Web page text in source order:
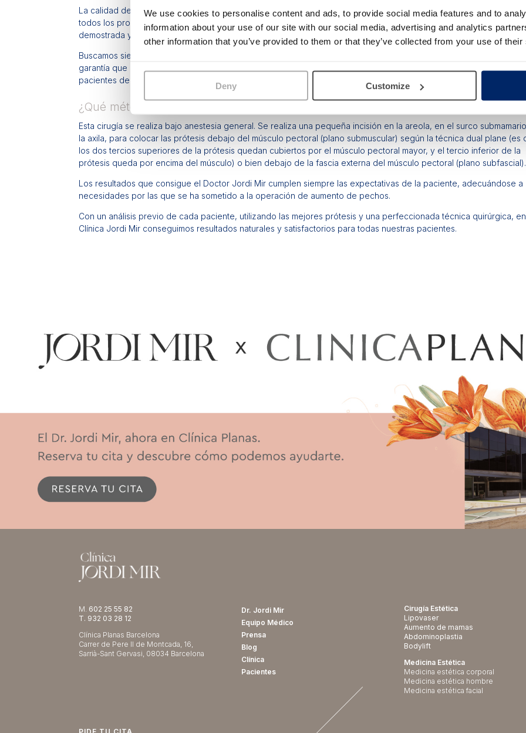
We use cookies to personalise content and ads, to provide social media features and to
information about your use of our site with our social media, advertising and analytics
other information that you’ve provided to them or that they’ve collected from your use of
Deny Customize
La calidad de las prótesis que utiliza el doctor en la cirugía de aumento mamario es alta. Somos conscientes de
todos los productos utilizados en cirugía plástica son iguales y en Clínica Jordi Mir apostamos por la calidad y la
demostrada ya que siempre será ésta la mejor opción para nuestros pacientes.
Buscamos siempre los mejores fabricantes de prótesis del sector fijándonos en su reputación, su experiencia y en
garantía que ofrecen sus productos. La confianza que depositamos en nuestros proveedores es la misma que
pacientes depositan en nosotros a la hora de realizarse la cirugía de aumento de pechos (en Barcelona).
¿Qué método utiliza el doctor Jordi Mir para la colocación de las prótesis
Esta cirugía se realiza bajo anestesia general. Se realiza una pequeña incisión en la areola, en el surco
la axila, para colocar las prótesis debajo del músculo pectoral (plano submuscular) según la técnica dual plane (es
los dos tercios superiores de la prótesis quedan cubiertos por el músculo pectoral mayor, y el tercio inferior de la
prótesis queda por encima del músculo) o bien debajo de la fascia externa del músculo pectoral (plano subfascial).
Los resultados que consigue el Doctor Jordi Mir cumplen siempre las expectativas de la paciente, adecuándose a
necesidades por las que se ha sometido a la operación de aumento de pechos.
Con un análisis previo de cada paciente, utilizando las mejores prótesis y una perfeccionada técnica quirúrgica,
Clínica Jordi Mir conseguimos resultados naturales y satisfactorios para todas nuestras pacientes.
M. 602 25 55 82
T. 932 03 28 12
Clínica Planas Barcelona
Carrer de Pere II de Montcada, 16,
Sarrià-Sant Gervasi, 08034 Barcelona
Dr. Jordi Mir
Equipo Médico
Prensa
Blog
Clínica
Pacientes
Cirugía Estética
Lipovaser
Aumento de mamas
Abdominoplastia
Bodylift
Medicina Estética
Medicina estética corporal
Medicina estética hombre
Medicina estética facial